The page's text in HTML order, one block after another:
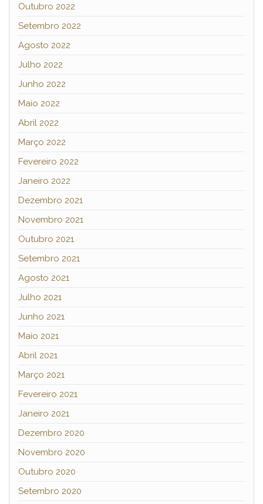
Outubro 2022
Setembro 2022
Agosto 2022
Julho 2022
Junho 2022
Maio 2022
Abril 2022
Março 2022
Fevereiro 2022
Janeiro 2022
Dezembro 2021
Novembro 2021
Outubro 2021
Setembro 2021
Agosto 2021
Julho 2021
Junho 2021
Maio 2021
Abril 2021
Março 2021
Fevereiro 2021
Janeiro 2021
Dezembro 2020
Novembro 2020
Outubro 2020
Setembro 2020